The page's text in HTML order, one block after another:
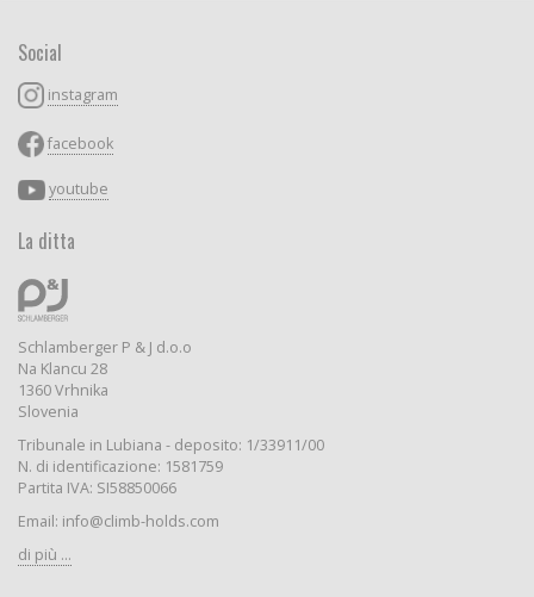
Social
instagram
facebook
youtube
La ditta
Schlamberger P & J d.o.o
Na Klancu 28
1360 Vrhnika
Slovenia
Tribunale in Lubiana - deposito: 1/33911/00
N. di identificazione: 1581759
Partita IVA: SI58850066
Email: info@climb-holds.com
di più ...